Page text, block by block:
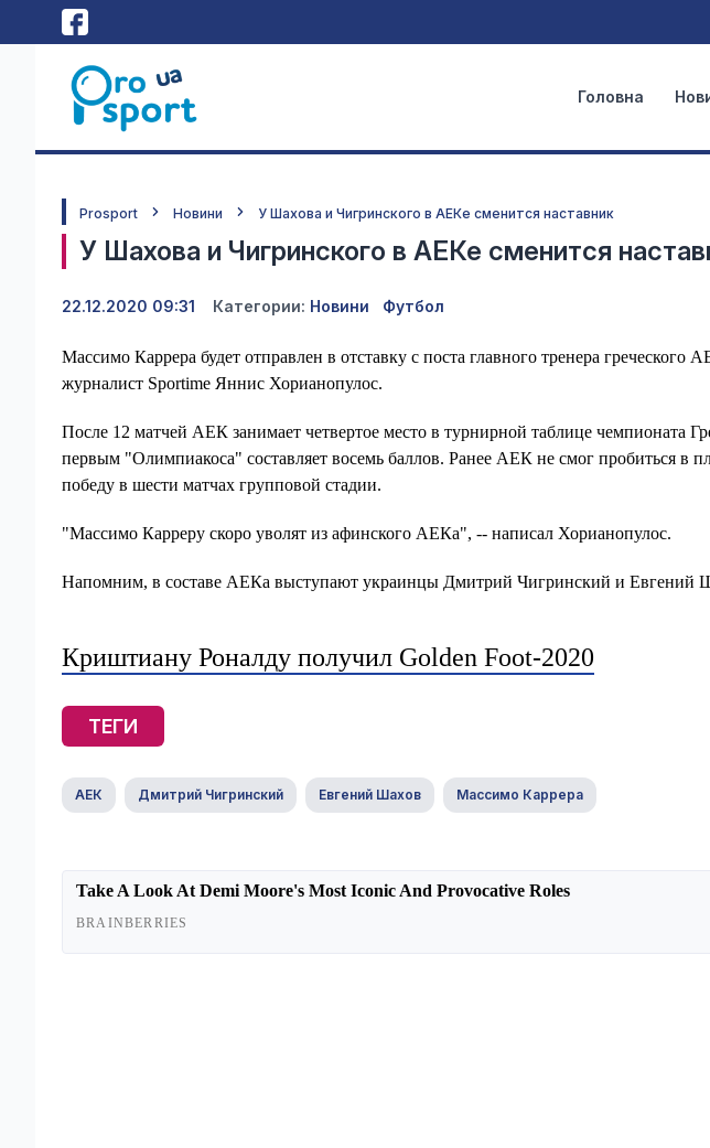
Головна
Prosport Новини У Шахова и Чигринского в АЕКе сменится наставник
У Шахова и Чигринского в АЕКе сменится
22.12.2020 09:31 Категории: Новини Футбол
Массимо Каррера будет отправлен в отставку с поста главного тренера
журналист Sportime Яннис Хорианопулос.
После 12 матчей АЕК занимает четвертое место в турнирной таблице чемпионата
первым "Олимпиакоса" составляет восемь баллов. Ранее АЕК не смог пробиться
победу в шести матчах групповой стадии.
"Массимо Карреру скоро уволят из афинского АЕКа", -- написал Хорианопулос.
Напомним, в составе АЕКа выступают украинцы Дмитрий Чигринский и Евгений
Криштиану Роналду получил Golden Foot-2020
ТЕГИ
АЕК Дмитрий Чигринский Евгений Шахов Массимо Каррера